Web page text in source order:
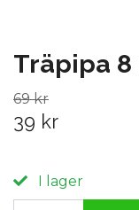
Träpipa 8
69 kr
39 kr
I lager